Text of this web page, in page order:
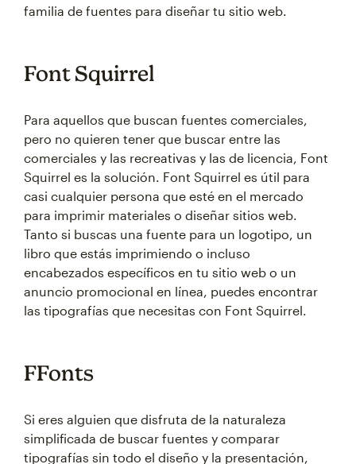
familia de fuentes para diseñar tu sitio web.
Font Squirrel
Para aquellos que buscan fuentes comerciales,
pero no quieren tener que buscar entre las
comerciales y las recreativas y las de licencia, Font
Squirrel es la solución. Font Squirrel es útil para
casi cualquier persona que esté en el mercado
para imprimir materiales o diseñar sitios web.
Tanto si buscas una fuente para un logotipo, un
libro que estás imprimiendo o incluso
encabezados específicos en tu sitio web o un
anuncio promocional en línea, puedes encontrar
las tipografías que necesitas con Font Squirrel.
FFonts
Si eres alguien que disfruta de la naturaleza
simplificada de buscar fuentes y comparar
tipografías sin todo el diseño y la presentación,